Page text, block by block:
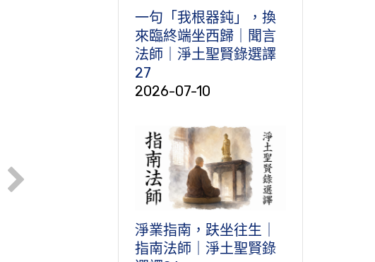
一句「我根器鈍」，換
來臨終端坐西歸｜聞言
法師｜淨土聖賢錄選譯
27
2026-07-10
淨業指南，趺坐往生｜
指南法師｜淨土聖賢錄